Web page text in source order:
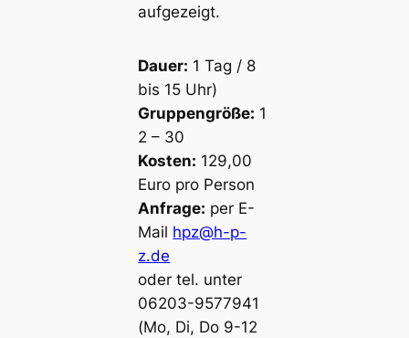
aufgezeigt.
Dauer: 1 Tag / 8
bis 15 Uhr)
Gruppengröße: 1
2 – 30
Kosten: 129,00
Euro pro Person
Anfrage: per E-
Mail hpz@h-p-
z.de
oder tel. unter
06203-9577941
(Mo, Di, Do 9-12